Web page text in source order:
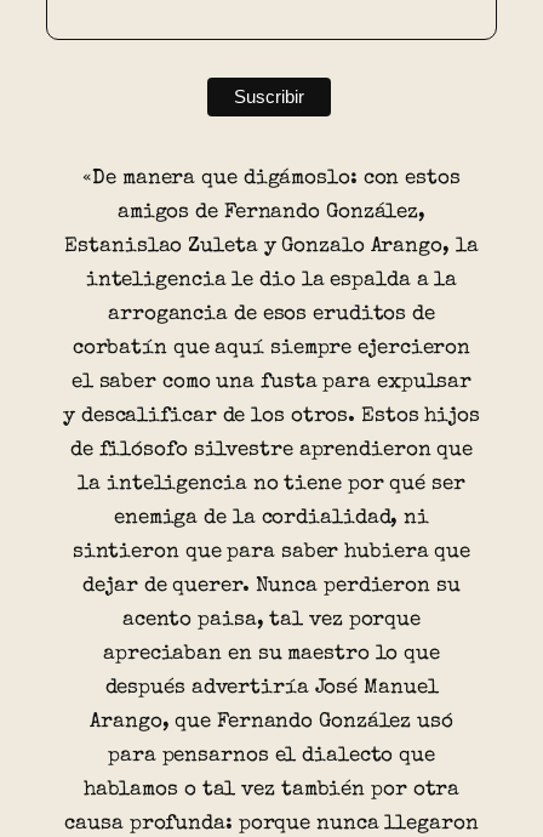
«De manera que digámoslo: con estos
amigos de Fernando González,
Estanislao Zuleta y Gonzalo Arango, la
inteligencia le dio la espalda a la
arrogancia de esos eruditos de
corbatín que aquí siempre ejercieron
el saber como una fusta para expulsar
y descalificar de los otros. Estos hijos
de filósofo silvestre aprendieron que
la inteligencia no tiene por qué ser
enemiga de la cordialidad, ni
sintieron que para saber hubiera que
dejar de querer. Nunca perdieron su
acento paisa, tal vez porque
apreciaban en su maestro lo que
después advertiría José Manuel
Arango, que Fernando González usó
para pensarnos el dialecto que
hablamos o tal vez también por otra
causa profunda: porque nunca llegaron